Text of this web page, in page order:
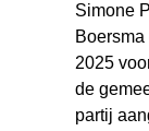
Simone
2025
de
partij